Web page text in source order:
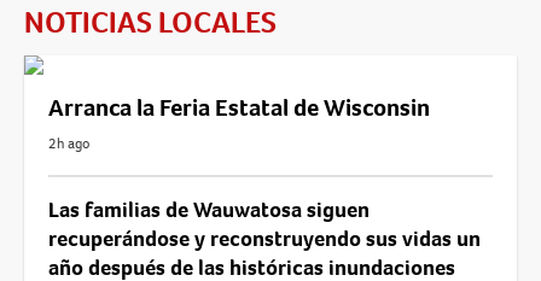
NOTICIAS LOCALES
Arranca la Feria Estatal de Wisconsin
2h ago
Las familias de Wauwatosa siguen
recuperándose y reconstruyendo sus vidas un
año después de las históricas inundaciones